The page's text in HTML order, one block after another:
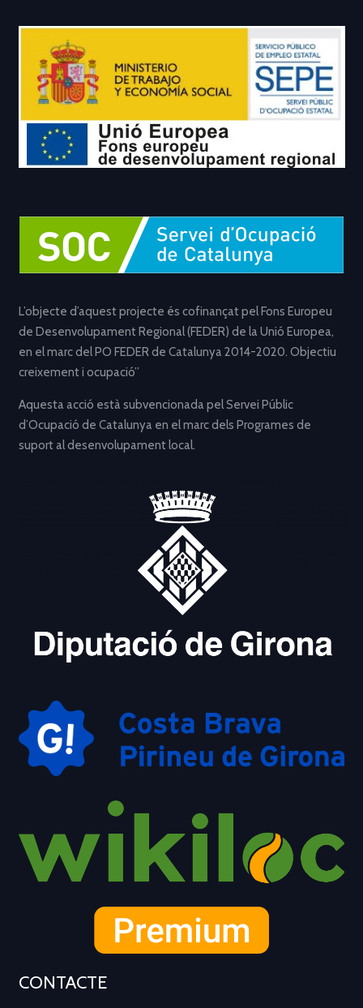
L’objecte d’aquest projecte és cofinançat pel Fons Europeu
de Desenvolupament Regional (FEDER) de la Unió Europea,
en el marc del PO FEDER de Catalunya 2014-2020. Objectiu
creixement i ocupació”
Aquesta acció està subvencionada pel Servei Públic
d’Ocupació de Catalunya en el marc dels Programes de
suport al desenvolupament local.
CONTACTE